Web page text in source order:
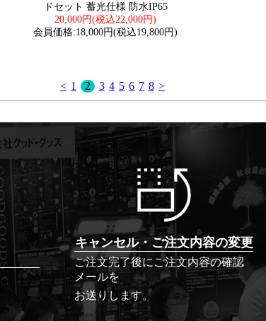
ドセット 蓄光仕様 防水IP65
20,000円(税込22,000円)
会員価格:18,000円(税込19,800円)
< 1 2 3 4 5 6 7 8 >
キャンセル・ご注文内容の変更
ご注文完了後にご注文内容の確認
メールを
お送りします。